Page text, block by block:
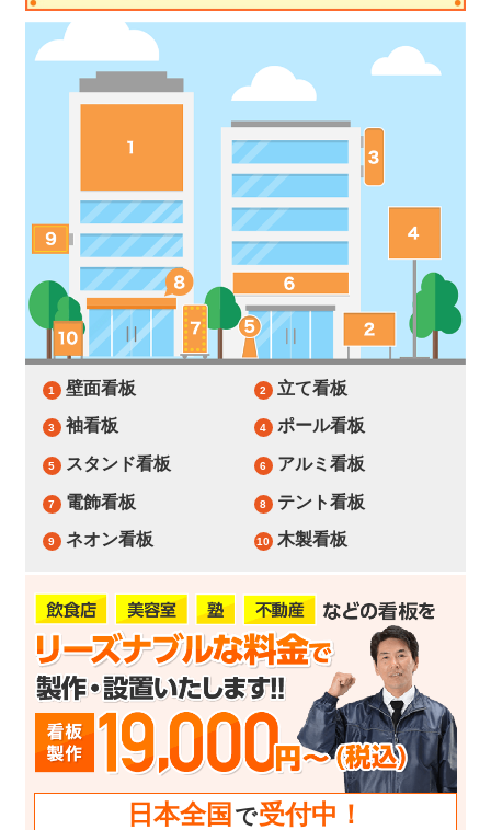
1 壁面看板 2 立て看板
3 袖看板 4 ポール看板
5 スタンド看板 6 アルミ看板
7 電飾看板 8 テント看板
9 ネオン看板 10 木製看板
日本全国 で受付中！